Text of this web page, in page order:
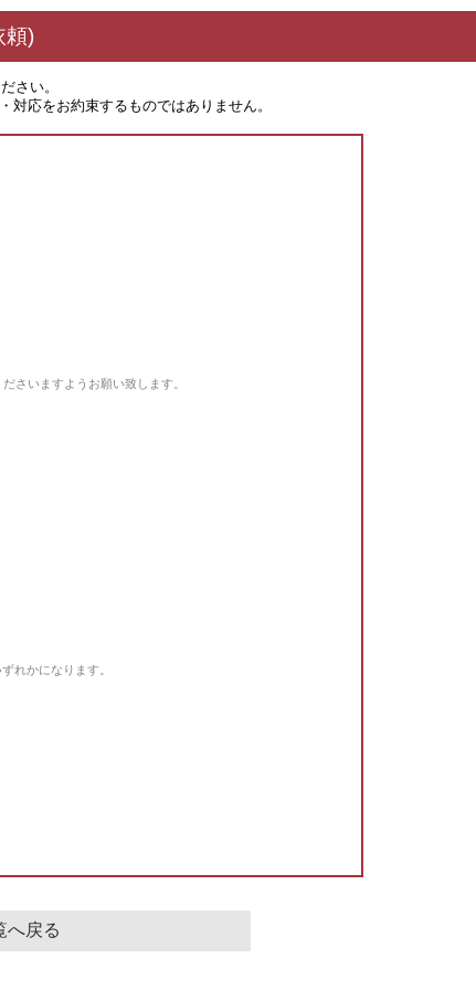
頼)
さい。
応をお約束するものではありません。
さいますようお願い致します。
れかになります。
へ戻る